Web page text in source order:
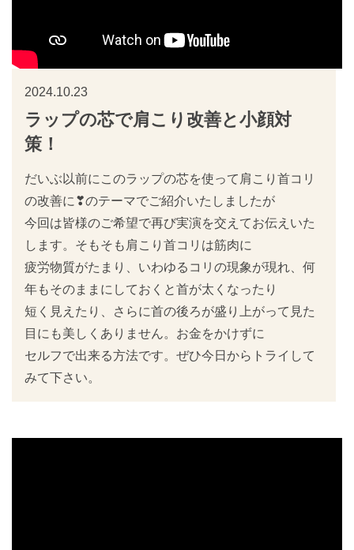
2024.10.23
ラップの芯で肩こり改善と小顔対
策！
だいぶ以前にこのラップの芯を使って肩こり首コリ
の改善に❣のテーマでご紹介いたしましたが
今回は皆様のご希望で再び実演を交えてお伝えいた
します。そもそも肩こり首コリは筋肉に
疲労物質がたまり、いわゆるコリの現象が現れ、何
年もそのままにしておくと首が太くなったり
短く見えたり、さらに首の後ろが盛り上がって見た
目にも美しくありません。お金をかけずに
セルフで出来る方法です。ぜひ今日からトライして
みて下さい。